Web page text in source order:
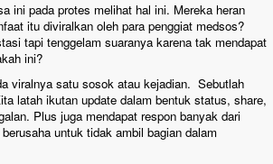
ini pada protes melihat hal ini. Mereka heran
itu diviralkan oleh para penggiat medsos?
tapi tenggelam suaranya karena tak mendapat
ini?
viralnya satu sosok atau kejadian. Sebutlah
latah ikutan update dalam bentuk status, share,
Plus juga mendapat respon banyak dari
untuk tidak ambil bagian dalam